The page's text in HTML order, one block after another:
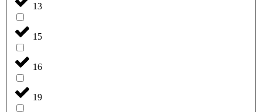
13
15
16
19